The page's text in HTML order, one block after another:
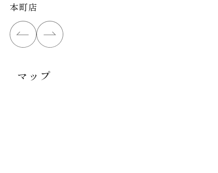
本町店
マップ